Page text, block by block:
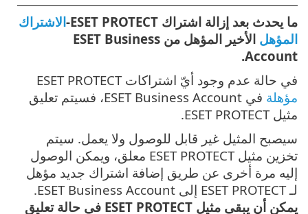
ما يحدث بعد إزالة اشتراك ESET PROTECT-
الاشتراك
المؤهل
الأخير المؤهل من ESET Business
Account.
في حالة عدم وجود أيّ اشتراكات ESET PROTECT
مؤهلة
في ESET Business Account، فسيتم تعليق
مثيل ESET PROTECT.
سيصبح المثيل غير قابل للوصول ولا يعمل. سيتم
تخزين مثيل ESET PROTECT معلق، ويمكن الوصول
إليه مرة أخرى عن طريق إضافة اشتراك جديد مؤهل
لـ ESET PROTECT إلى ESET Business Account.
يمكن أن يبقى مثيل ESET PROTECT في حالة تعليق